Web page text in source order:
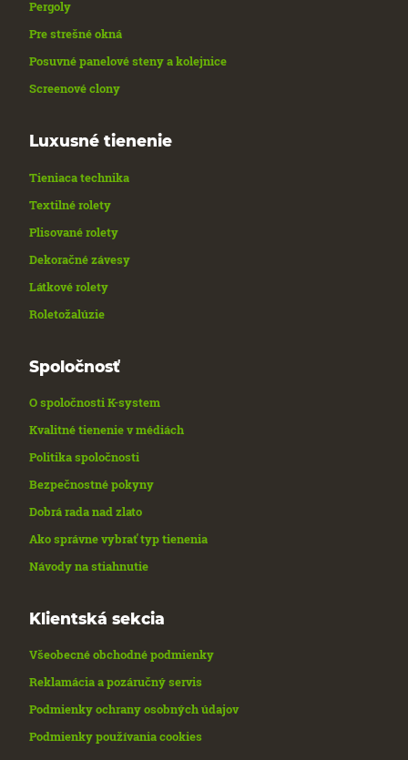
Pergoly
Pre strešné okná
Posuvné panelové steny a kolejnice
Screenové clony
Luxusné tienenie
Tieniaca technika
Textilné rolety
Plisované rolety
Dekoračné závesy
Látkové rolety
Roletožalúzie
Spoločnosť
O spoločnosti K-system
Kvalitné tienenie v médiách
Politika spoločnosti
Bezpečnostné pokyny
Dobrá rada nad zlato
Ako správne vybrať typ tienenia
Návody na stiahnutie
Klientská sekcia
Všeobecné obchodné podmienky
Reklamácia a pozáručný servis
Podmienky ochrany osobných údajov
Podmienky používania cookies